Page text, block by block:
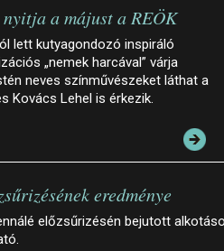
a májust a REÖK
lett kutyagondozó inspiráló
„nemek harcával” várja
neves színművészeket láthat a
Kovács Lehel is érkezik.
eredménye
előzsűrizésén bejutott